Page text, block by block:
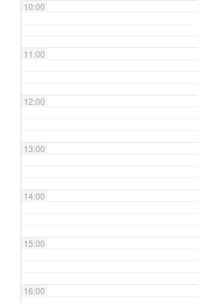
10:00
11:00
12:00
13:00
14:00
15:00
16:00